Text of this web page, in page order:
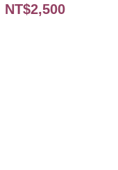
NT$2,500